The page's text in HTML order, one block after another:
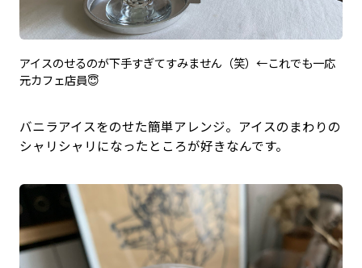
アイスのせるのが下手すぎてすみません（笑）←これでも一応
元カフェ店員😇
バニラアイスをのせた簡単アレンジ。アイスのまわりの
シャリシャリになったところが好きなんです。